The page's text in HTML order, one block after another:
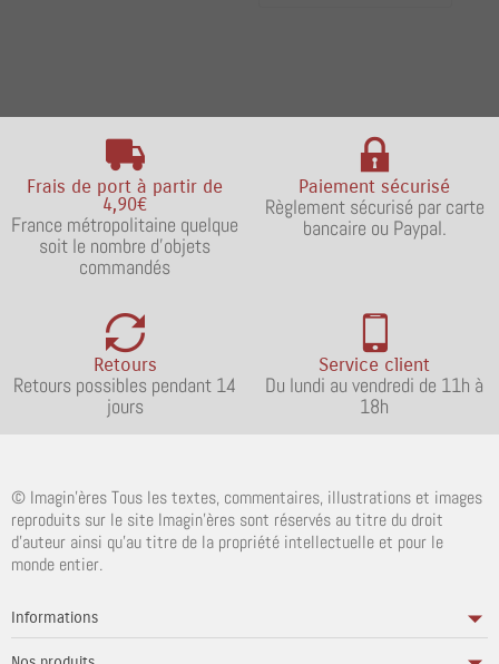
Frais de port à partir de
4,90€
France métropolitaine quelque
soit le nombre d'objets
commandés
Paiement sécurisé
Règlement sécurisé par carte
bancaire ou Paypal.
Retours
Retours possibles pendant 14
jours
Service client
Du lundi au vendredi de 11h à
18h
© Imagin'ères Tous les textes, commentaires, illustrations et images
reproduits sur le site Imagin'ères sont réservés au titre du droit
d'auteur ainsi qu'au titre de la propriété intellectuelle et pour le
monde entier.
Informations